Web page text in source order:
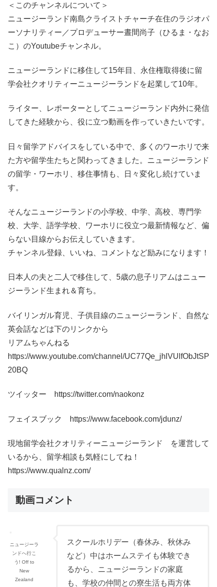
＜このチャンネルについて＞
ニュージーランド南島クライストチャーチ在住のラジオパ
ーソナリティー／プロデューサー晝間尚子（ひるま・なお
こ）のYoutubeチャンネル。
ニュージーランドに移住して15年目、永住権取得後に留
学会社クオリティーニュージーランドを起業して10年。
ライター、レポーターとしてニュージーランド内外に発信
してきた経験から、役に立つ動画を作っていきたいです。
日々留学アドバイスをしている中で、多くのワーホリで来
た方や留学生たちと関わってきました。ニュージーランド
の留学・ワーホリ、移住事情も、日々変化し続けていま
す。
そんなニュージーランドの小学校、中学、高校、専門学
校、大学、語学学校、ワーホリに役立つ最新情報など、偏
らない目線からお伝えしていきます。
チャンネル登録、いいね、コメントなど励みになります！
日本人の夫と二人で移住して、5歳の息子リアムはニュー
ジーランド生まれ＆育ち。
バイリンガル育児、子供目線のニュージーランド、自然な
英会話などは下のリンクから
リアムちゃんねる
https://www.youtube.com/channel/UC77Qe_jhlVUlfObJtSP
20BQ
ツイッター https://twitter.com/naokonz
フェイスブック https://www.facebook.com/jdunz/
現地留学会社クオリティーニュージーランド を運営して
いるから、留学相談も気軽にしてね！
https://www.qualnz.com/
動画コメント
ニュージーラ
ンドへ行こ
う! Off to
New
Zealand
スクールホリデー（春休み、秋休み
など）中はホームステイも体験でき
るから、ニュージーランドの家庭
も、学校の仲間との寮生活も両方体